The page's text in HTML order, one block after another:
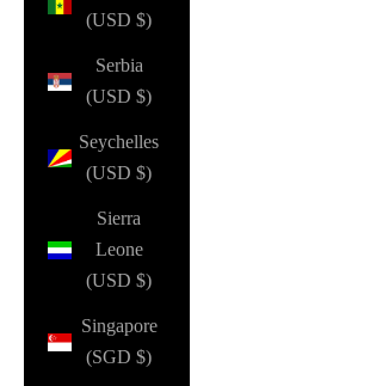
(USD $)
Serbia
(USD $)
Seychelles
(USD $)
Sierra
Leone
(USD $)
Singapore
(SGD $)